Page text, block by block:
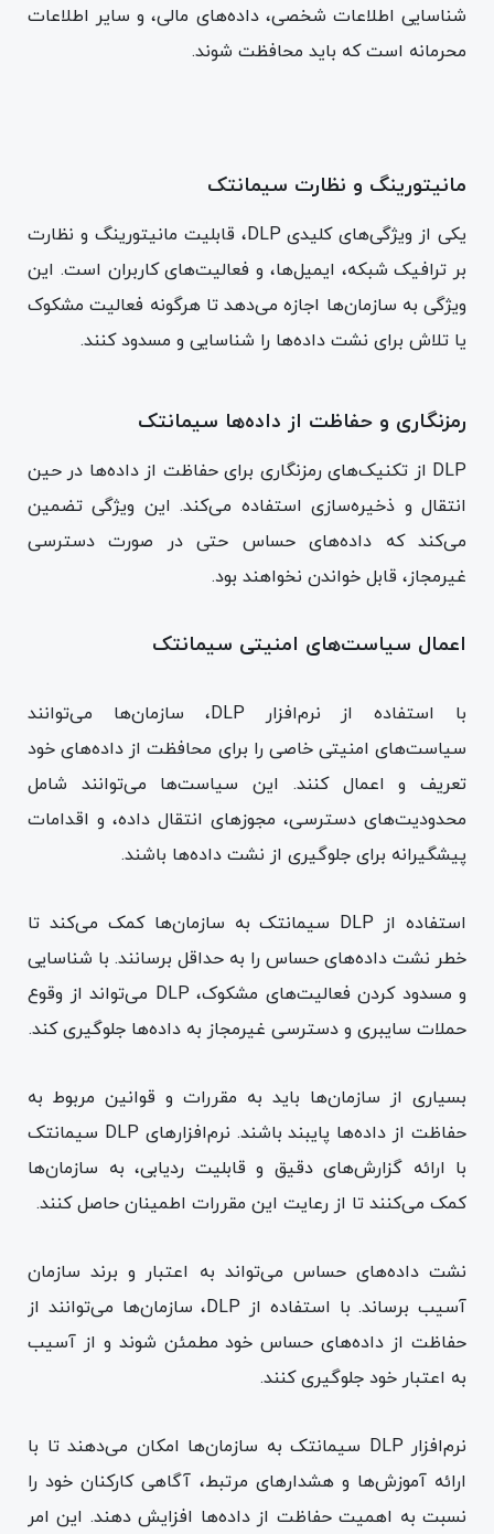
شناسایی اطلاعات شخصی، داده‌های مالی، و سایر اطلاعات
محرمانه است که باید محافظت شوند.
مانیتورینگ و نظارت سیمانتک
یکی از ویژگی‌های کلیدی DLP، قابلیت مانیتورینگ و نظارت
بر ترافیک شبکه، ایمیل‌ها، و فعالیت‌های کاربران است. این
ویژگی به سازمان‌ها اجازه می‌دهد تا هرگونه فعالیت مشکوک
یا تلاش برای نشت داده‌ها را شناسایی و مسدود کنند.
رمزنگاری و حفاظت از داده‌ها سیمانتک
DLP از تکنیک‌های رمزنگاری برای حفاظت از داده‌ها در حین
انتقال و ذخیره‌سازی استفاده می‌کند. این ویژگی تضمین
می‌کند که داده‌های حساس حتی در صورت دسترسی
غیرمجاز، قابل خواندن نخواهند بود.
اعمال سیاست‌های امنیتی سیمانتک
با استفاده از نرم‌افزار DLP، سازمان‌ها می‌توانند
سیاست‌های امنیتی خاصی را برای محافظت از داده‌های خود
تعریف و اعمال کنند. این سیاست‌ها می‌توانند شامل
محدودیت‌های دسترسی، مجوزهای انتقال داده، و اقدامات
پیشگیرانه برای جلوگیری از نشت داده‌ها باشند.
استفاده از DLP سیمانتک به سازمان‌ها کمک می‌کند تا
خطر نشت داده‌های حساس را به حداقل برسانند. با شناسایی
و مسدود کردن فعالیت‌های مشکوک، DLP می‌تواند از وقوع
حملات سایبری و دسترسی غیرمجاز به داده‌ها جلوگیری کند.
بسیاری از سازمان‌ها باید به مقررات و قوانین مربوط به
حفاظت از داده‌ها پایبند باشند. نرم‌افزارهای DLP سیمانتک
با ارائه گزارش‌های دقیق و قابلیت ردیابی، به سازمان‌ها
کمک می‌کنند تا از رعایت این مقررات اطمینان حاصل کنند.
نشت داده‌های حساس می‌تواند به اعتبار و برند سازمان
آسیب برساند. با استفاده از DLP، سازمان‌ها می‌توانند از
حفاظت از داده‌های حساس خود مطمئن شوند و از آسیب
به اعتبار خود جلوگیری کنند.
نرم‌افزار DLP سیمانتک به سازمان‌ها امکان می‌دهند تا با
ارائه آموزش‌ها و هشدارهای مرتبط، آگاهی کارکنان خود را
نسبت به اهمیت حفاظت از داده‌ها افزایش دهند. این امر